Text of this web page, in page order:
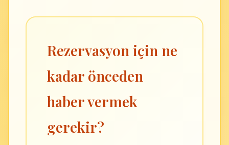
Rezervasyon için ne
kadar önceden
haber vermek
gerekir?